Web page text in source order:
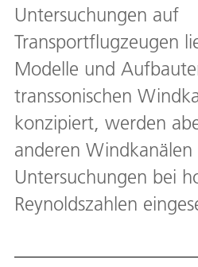
Untersuchungen auf
Transportflugzeugen
Modelle und
transsonischen
konzipiert, werden
anderen
Untersuchungen bei
Reynoldszahlen